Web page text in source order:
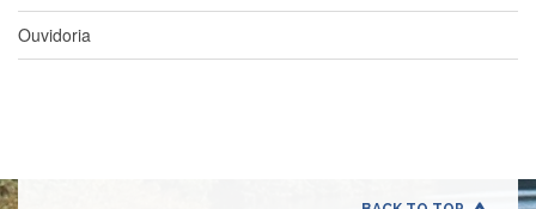
Comissão
de
Ouvidoria